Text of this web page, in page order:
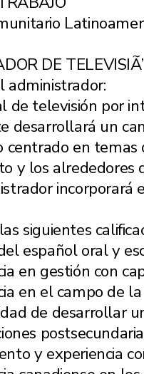
DE
administrador:
de televisión por
desarrollará un
centrado en
y los alrededores
incorporará
siguientes
español oral y
en gestión con
en el campo de
de desarrollar
y experiencia